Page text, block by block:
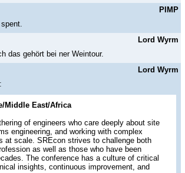
PIMP
Lord Wyrm
das gehört bei ner Weintour.
Lord Wyrm
Middle East/Africa
of engineers who care deeply about site
engineering, and working with complex
at scale. SREcon strives to challenge both
as well as those who have been
The conference has a culture of critical
insights, continuous improvement, and